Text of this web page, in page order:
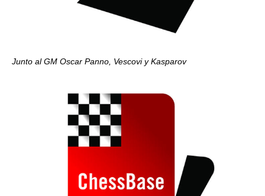
Junto al GM Oscar Panno, Vescovi y Kasparov